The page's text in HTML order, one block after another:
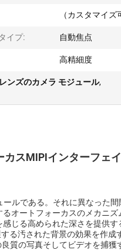
（カスタマイズ
イプ: 自動焦点
高精細度
ンズのカメラ モジュール,
スMIPIインターフェ
ルである。それに異なった
オートフォーカスのメカニ
じる高められた深さを提供す
る汚された背景の効果を作成
質の写真そしてビデオを捕獲